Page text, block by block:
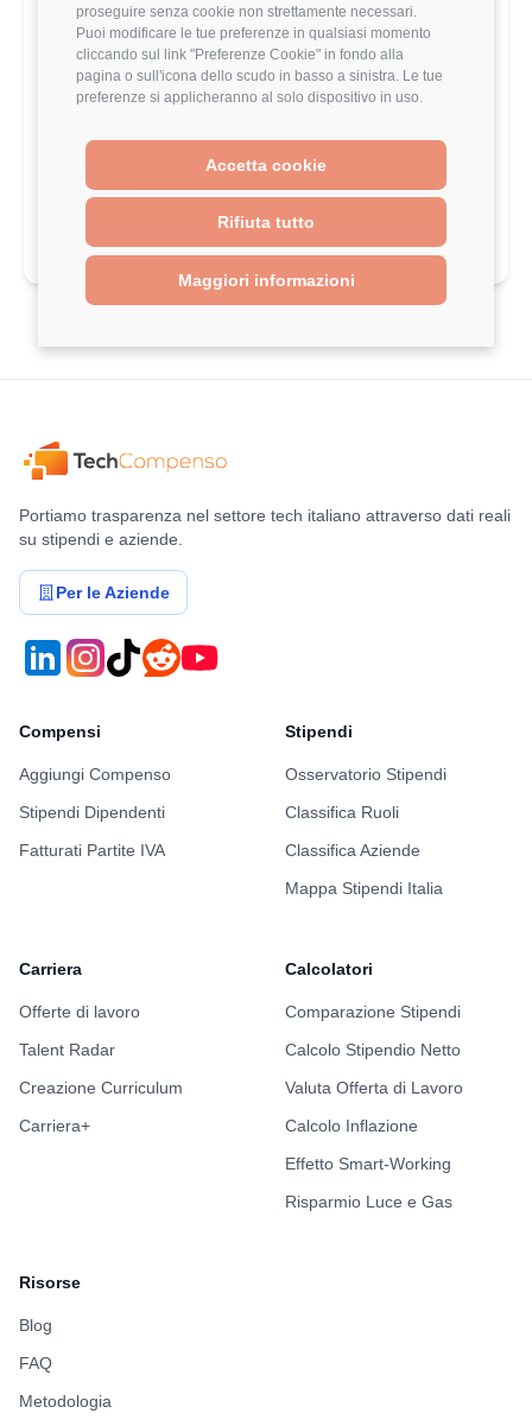
proseguire senza cookie non strettamente necessari.
Puoi modificare le tue preferenze in qualsiasi momento
cliccando sul link "Preferenze Cookie" in fondo alla
pagina o sull'icona dello scudo in basso a sinistra. Le tue
preferenze si applicheranno al solo dispositivo in uso.
Accetta cookie
Rifiuta tutto
Maggiori informazioni
Vai al comparatore completo
Valutazione complessiva ENAV di questo
Buoni Pasto 10€/giorno
Bonus Annuale
Valutazione dettagliata ENAV di questo
Work-Life Balance
Indice Benessere
su stipendi e aziende.